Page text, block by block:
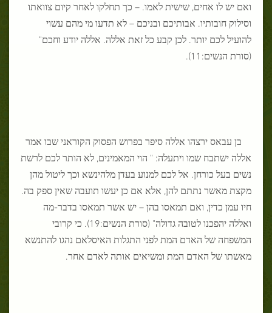
ואם יש לו אחים, שישית לאמו. – כך תחלקו לאחר קיום צוואתו
וסילוק חובותיו. אבותיכם ובניכם – לא תדעו מי מהם עשוי
להועיל לכם יותר. לכן קבע כל זאת אללה. אללה יודע וחכם"
(סורת הנשים:11).
בן עבאס ירצהו אללה סיפר בפרוש הפסוק הקוראני שבו אמר
אללה ישתבח שמו ויתעלה: " הוי המאמינים, לא הותר לכם לרשת
נשים בעל כורחן. אל לכם למנוע בעדן מלהינשא וכך ליטול מהן
מקצת מאשר נתתם להן, אלא אם כן יעשו תועבה שאין ספק בה.
חיו עמן כדין, ואם תמאסו בהן – יש אשר תמאסו בדבר-מה
ואללה יהפכנו לטובה גדולה" (סורת הנשים:19). כי קרובי
המשפחה של האדם המת לפני התגלות האיסלאם נהגו להתנשא
מאשתו של האדם המת ומשיאים אותה לאדם אחר.